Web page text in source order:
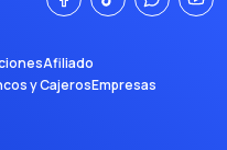
Afiliado
y CajerosEmpresas